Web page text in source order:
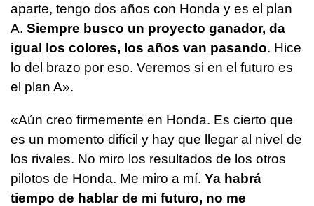
aparte, tengo dos años con Honda y es el plan
A. Siempre busco un proyecto ganador, da
igual los colores, los años van pasando. Hice
lo del brazo por eso. Veremos si en el futuro es
el plan A».
«Aún creo firmemente en Honda. Es cierto que
es un momento difícil y hay que llegar al nivel de
los rivales. No miro los resultados de los otros
pilotos de Honda. Me miro a mí. Ya habrá
tiempo de hablar de mi futuro, no me